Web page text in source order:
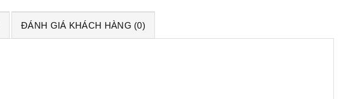
ĐÁNH GIÁ KHÁCH HÀNG (0)